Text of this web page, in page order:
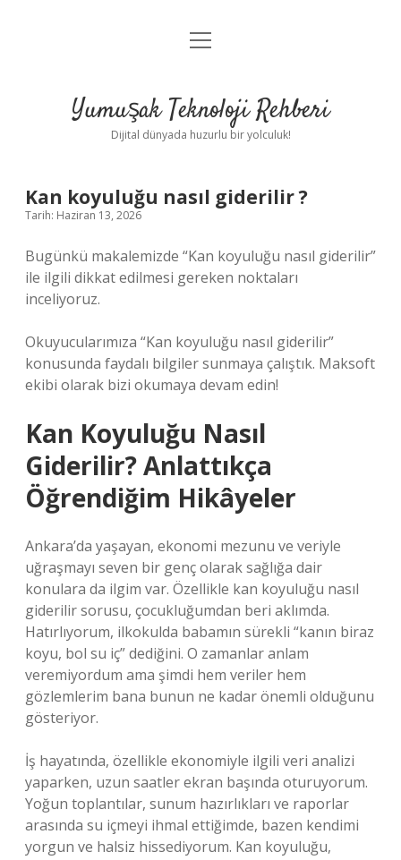
Anasayfa
Yasal Uyarı
menüyü
Yumuşak Teknoloji Rehberi
Dijital dünyada huzurlu bir yolculuk!
Kan koyuluğu nasıl giderilir ?
Tarih: Haziran 13, 2026
Bugünkü makalemizde “Kan koyuluğu nasıl giderilir”
ile ilgili dikkat edilmesi gereken noktaları
inceliyoruz.
Okuyucularımıza “Kan koyuluğu nasıl giderilir”
konusunda faydalı bilgiler sunmaya çalıştık. Maksoft
ekibi olarak bizi okumaya devam edin!
Kan Koyuluğu Nasıl
Giderilir? Anlattıkça
Öğrendiğim Hikâyeler
Ankara’da yaşayan, ekonomi mezunu ve veriyle
uğraşmayı seven bir genç olarak sağlığa dair
konulara da ilgim var. Özellikle kan koyuluğu nasıl
giderilir sorusu, çocukluğumdan beri aklımda.
Hatırlıyorum, ilkokulda babamın sürekli “kanın biraz
koyu, bol su iç” dediğini. O zamanlar anlam
veremiyordum ama şimdi hem veriler hem
gözlemlerim bana bunun ne kadar önemli olduğunu
gösteriyor.
İş hayatında, özellikle ekonomiyle ilgili veri analizi
yaparken, uzun saatler ekran başında oturuyorum.
Yoğun toplantılar, sunum hazırlıkları ve raporlar
arasında su içmeyi ihmal ettiğimde, bazen kendimi
yorgun ve halsiz hissediyorum. Kan koyuluğu,